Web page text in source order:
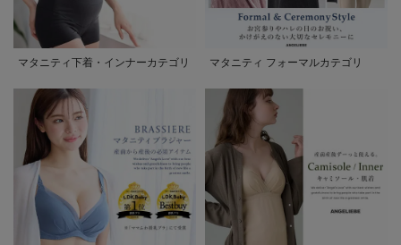
マタニティ下着・インナーカテゴリ マタニティ フォーマルカテゴリ